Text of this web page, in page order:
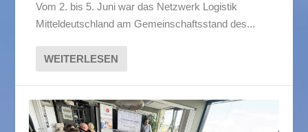
Vom 2. bis 5. Juni war das Netzwerk Logistik
Mitteldeutschland am Gemeinschaftsstand des...
WEITERLESEN